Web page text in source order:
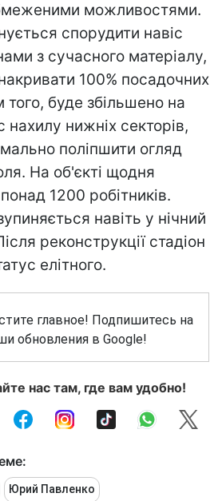
можливостями.
спорудити навіс
з сучасного матеріалу,
100% посадочних
того, буде збільшено на
нахилу нижніх секторів,
поліпшити огляд
На об'єкті щодня
1200 робітників.
навіть у нічний
реконструкції стадіон
елітного.
главное! Подпишитесь на
обновления в Google!
нас там, где вам удобно!
Юрий Павленко